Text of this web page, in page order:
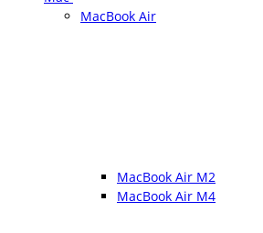
MacBook Air
MacBook Air M2
MacBook Air M4